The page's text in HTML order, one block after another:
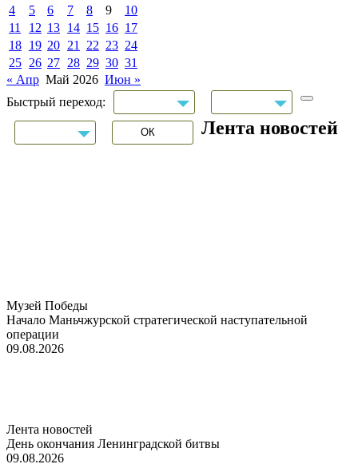
4
5 6 7 8 9
10
11
12 13 14 15 16 17
18 19 20 21 22 23 24
25 26 27 28 29 30 31
« Апр Май 2026 Июн »
Быстрый переход:
Лента новостей
Музей Победы
Начало Маньчжурской стратегической наступательной
операции
09.08.2026
Лента новостей
День окончания Ленинградской битвы
09.08.2026